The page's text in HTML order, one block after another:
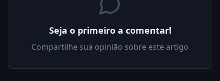
Seja o primeiro a comentar!
Compartilhe sua opinião sobre este artigo